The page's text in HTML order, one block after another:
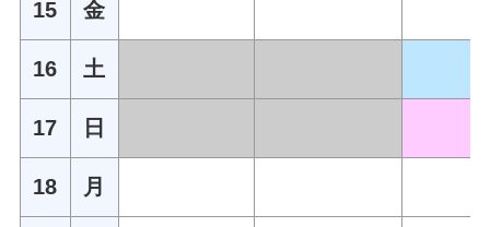
15 金
16 土
17 日
18 月